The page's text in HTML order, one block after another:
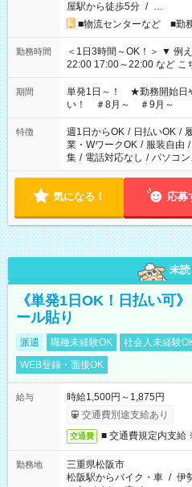
屋駅から徒歩5分 / …
■物流センターなど ■勤
勤務時間
＜1日3時間～OK！＞ ▼ 例えば… ▼ 15:00～18:00 15:00～
22:00 17:00～22:00 など こちら以外の時間もお気軽にご相談く
ださい！
期間
単発1日～！ ★勤務開始日
い！ ＃8月～ ＃9月～
特徴 週1日からOK / 日払いOK /
業・WワークOK / 服装自由 /
集 / 電話対応なし / パソコ
気になる！ 応募
未読
《単発1日OK！日払い可
ール貼り
派遣 職種未経験OK 社会人未経験
WEB登録・面接OK
給与
時給1,500円～1,875円
交通費別途支給あり
交通費 ■ 交通費規定内支給
勤務地
三重県松阪市
松阪駅からバイク・車 / 伊